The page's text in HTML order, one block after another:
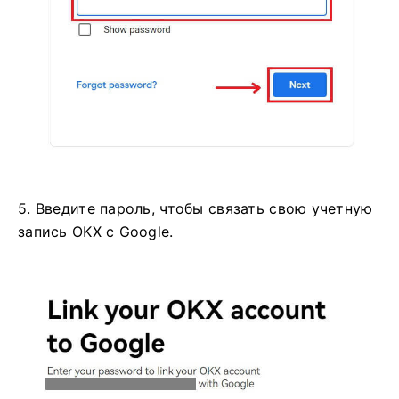
5. Введите пароль, чтобы связать свою учетную
запись OKX с Google.